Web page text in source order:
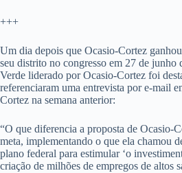
+++
Um dia depois que Ocasio-Cortez
seu distrito no congresso em 27 de
Verde liderado por Ocasio-Cortez foi
referenciaram uma entrevista por e-mail
Cortez na semana anterior:
“O que diferencia a proposta de Ocasio-
meta, implementando o que ela chamou
plano federal para estimular ‘o
criação de milhões de empregos de altos